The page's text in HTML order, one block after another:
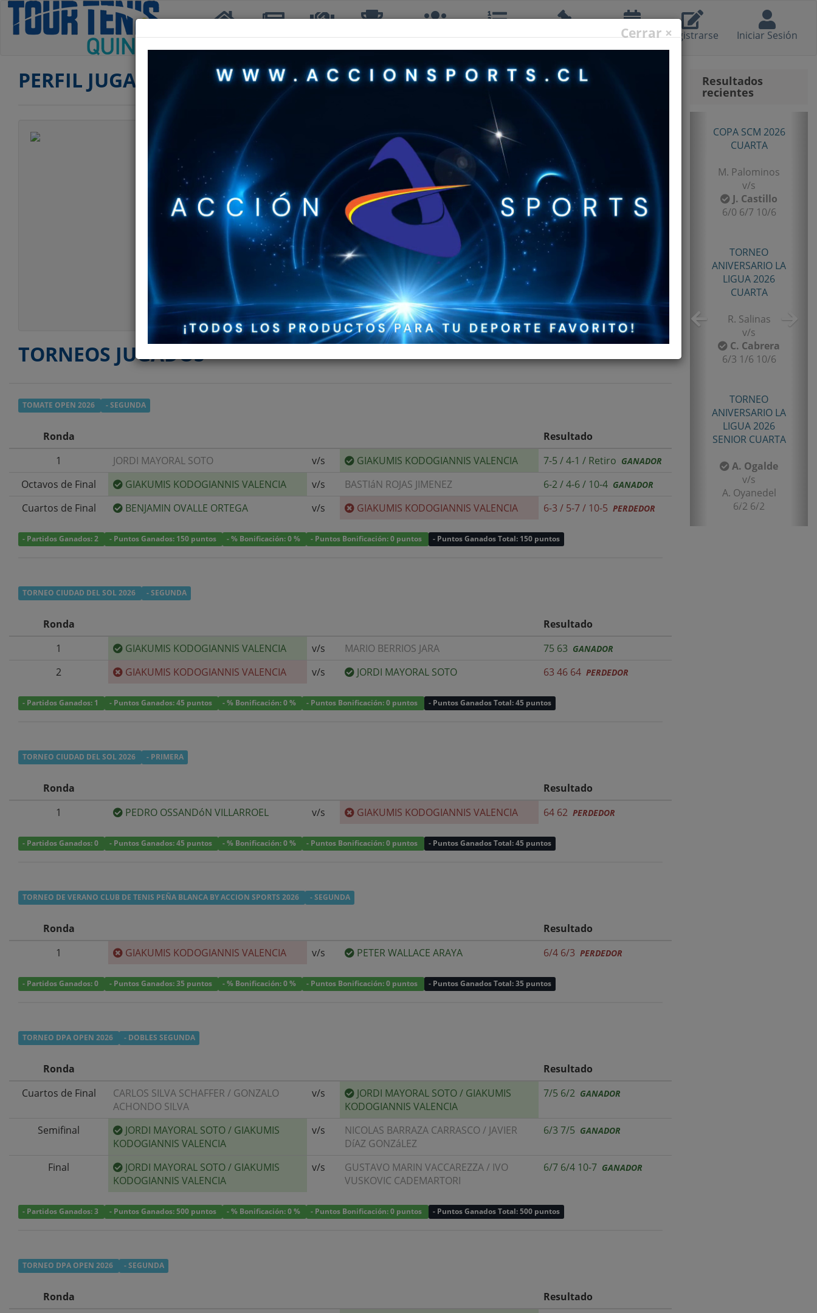
Registrarse Iniciar Sesión
Inicio Noticias TTQ Torneos Interclubes Ranking Reglamento Calendario
PERFIL JUGADOR
Jugador
GIAKUMIS KODOGIANNIS VALENCIA
Categoría
2º, 2º DOBLES
34 años
Club
DEPORTIVO PLAYA ANCHA
Ranking PRIMERA
Ranking SEGUNDA
16º
Ranking TERCERA
365º
Ranking DOBLES B
164º
Ranking DOBLES C
278º
Ranking DOBLES SEGUNDA
5º
Estatura
171 cm
70 kg
Estilo Juego
DIESTRO, REVÉS A DOS MANOS, ESTILO: JUGADOR DE TODA LA
CANCHA
TORNEOS JUGADOS
TOMATE OPEN 2026 - SEGUNDA
Ronda
Resultado
1
JORDI MAYORAL SOTO v/s GIAKUMIS KODOGIANNIS VALENCIA 7-5 / 4-1 / Retiro GANADOR
Octavos de Final GIAKUMIS KODOGIANNIS VALENCIA v/s BASTIáN ROJAS JIMENEZ 6-2 / 4-6 / 10-4 GANADOR
Cuartos de Final BENJAMIN OVALLE ORTEGA v/s GIAKUMIS KODOGIANNIS VALENCIA 6-3 / 5-7 / 10-5 PERDEDOR
- Partidos Ganados: 2 - Puntos Ganados: 150 puntos - % Bonificación: 0 % - Puntos Bonificación: 0 puntos - Puntos Ganados Total: 150 puntos
TORNEO CIUDAD DEL SOL 2026 - SEGUNDA
Ronda
Resultado
1
GIAKUMIS KODOGIANNIS VALENCIA v/s MARIO BERRIOS JARA 75 63 GANADOR
2 GIAKUMIS KODOGIANNIS VALENCIA v/s JORDI MAYORAL SOTO 63 46 64 PERDEDOR
- Partidos Ganados: 1 - Puntos Ganados: 45 puntos - % Bonificación: 0 % - Puntos Bonificación: 0 puntos - Puntos Ganados Total: 45 puntos
TORNEO CIUDAD DEL SOL 2026 - PRIMERA
Ronda
Resultado
1
PEDRO OSSANDóN VILLARROEL v/s GIAKUMIS KODOGIANNIS VALENCIA 64 62 PERDEDOR
- Partidos Ganados: 0 - Puntos Ganados: 45 puntos - % Bonificación: 0 % - Puntos Bonificación: 0 puntos - Puntos Ganados Total: 45 puntos
TORNEO DE VERANO CLUB DE TENIS PEÑA BLANCA BY ACCION SPORTS 2026 - SEGUNDA
Ronda
Resultado
1
GIAKUMIS KODOGIANNIS VALENCIA v/s PETER WALLACE ARAYA 6/4 6/3 PERDEDOR
- Partidos Ganados: 0 - Puntos Ganados: 35 puntos - % Bonificación: 0 % - Puntos Bonificación: 0 puntos - Puntos Ganados Total: 35 puntos
TORNEO DPA OPEN 2026 - DOBLES SEGUNDA
Ronda
Resultado
Cuartos de Final
CARLOS SILVA SCHAFFER / GONZALO
ACHONDO SILVA
v/s JORDI MAYORAL SOTO/ GIAKUMIS
KODOGIANNIS VALENCIA
7/5 6/2 GANADOR
Semifinal JORDI MAYORAL SOTO/ GIAKUMIS
KODOGIANNIS VALENCIA
v/s NICOLAS BARRAZA CARRASCO / JAVIER
DíAZ GONZáLEZ
6/3 7/5 GANADOR
Final JORDI MAYORAL SOTO/ GIAKUMIS
KODOGIANNIS VALENCIA
v/s GUSTAVO MARIN VACCAREZZA/ IVO
VUSKOVIC CADEMARTORI
6/7 6/4 10-7 GANADOR
- Partidos Ganados: 3 - Puntos Ganados: 500 puntos - % Bonificación: 0 % - Puntos Bonificación: 0 puntos - Puntos Ganados Total: 500 puntos
TORNEO DPA OPEN 2026 - SEGUNDA
Ronda
Resultado
Resultados
recientes
TORNEO
ANIVERSARIO LA
SENIOR TERCERA
B. Castillo
v/s
TORNEO TENIS TOUR
QUINTA 2026
E. Castro
v/s
I. Rubiño
TORNEO TENIS TOUR
QUINTA 2026
PRIMERA
F. Matamala
v/s
L. Palma
6-1/6-3
Cerrar ×